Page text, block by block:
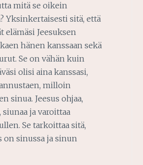
mitä se oikein
Yksinkertaisesti sitä, että
elämäsi Jeesuksen
hänen kanssaan sekä
Se on vähän kuin
olisi aina kanssasi,
milloin
sinua. Jeesus ohjaa,
siunaa ja varoittaa
Se tarkoittaa sitä,
on sinussa ja sinun